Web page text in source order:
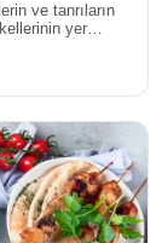
ve tanrıların
yer